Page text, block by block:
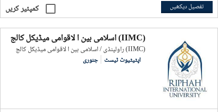
کمپئیر کریں تفصیل دیکھیں
اسلامی بین ا لاقوامی میڈیکل کالج (IIMC)
راولپنڈی / اسلامی بین ا لاقوامی میڈیکل کالج (IIMC)
اپٹیٹیوٹ ٹیسٹ جنوری